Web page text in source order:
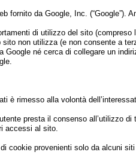
da Google, Inc.
di utilizzo del sito (compreso
non utilizza (e non consente a
né cerca di collegare un
rimesso alla volontà
presta il consenso
accessi al sito.
cookie provenienti solo da alcuni